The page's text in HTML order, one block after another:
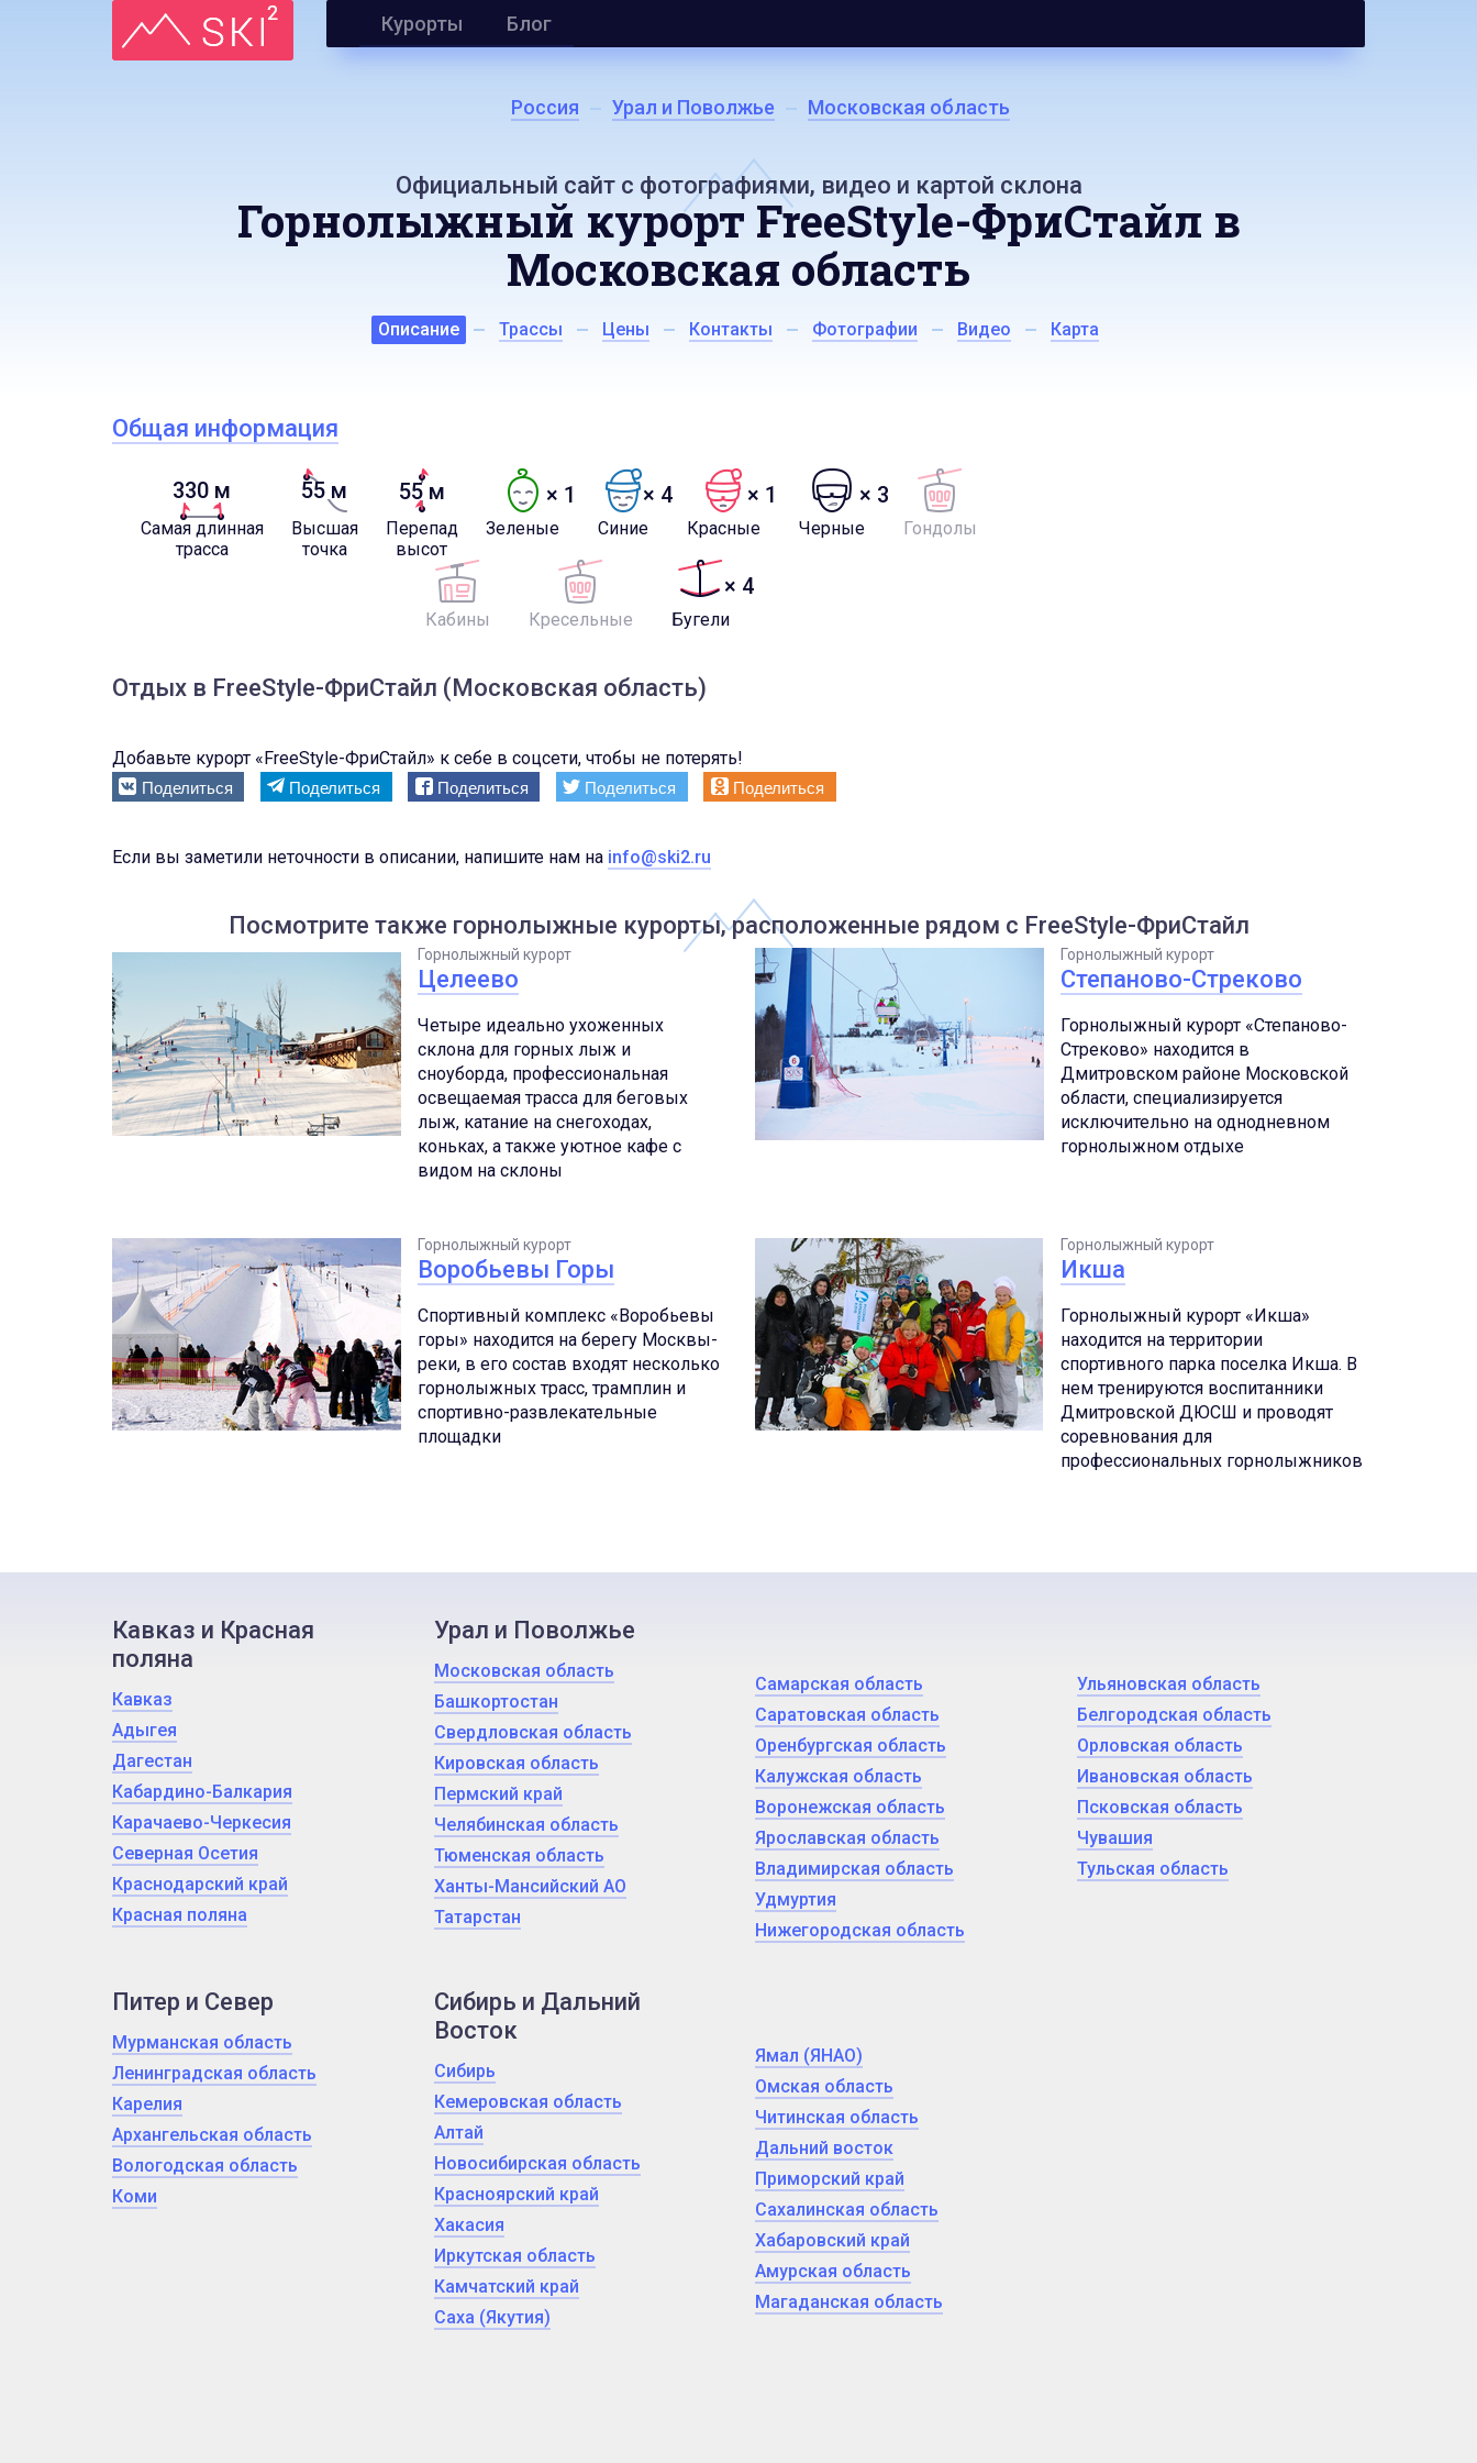
Курорты Блог
Россия Урал и Поволжье Московская область
Официальный сайт с фотографиями, видео и картой склона
Горнолыжный курорт FreeStyle-ФриСтайл в
Московская область
Описание Трассы Цены Контакты Фотографии Видео Карта
Общая информация
330 м
Самая длинная
трасса
55 м
Высшая
точка
55 м
Перепад
высот
× 1
Зеленые
× 4
Синие
× 1
Красные
× 3
Черные Гондолы
Кабины Кресельные
× 4
Бугели
Отдых в FreeStyle-ФриСтайл (Московская область)
Добавьте курорт «FreeStyle-ФриСтайл» к себе в соцсети, чтобы не потерять!
Поделиться Поделиться Поделиться Поделиться Поделиться
Если вы заметили неточности в описании, напишите нам на info@ski2.ru
Посмотрите также горнолыжные курорты, расположенные рядом с FreeStyle-ФриСтайл
Горнолыжный курорт
Целеево
Четыре идеально ухоженных
склона для горных лыж и
сноуборда, профессиональная
освещаемая трасса для беговых
лыж, катание на снегоходах,
коньках, а также уютное кафе с
видом на склоны
Горнолыжный курорт
Степаново-Стреково
Горнолыжный курорт «Степаново-
Стреково» находится в
Дмитровском районе Московской
области, специализируется
исключительно на однодневном
горнолыжном отдыхе
Горнолыжный курорт
Воробьевы Горы
Спортивный комплекс «Воробьевы
горы» находится на берегу Москвы-
реки, в его состав входят несколько
горнолыжных трасс, трамплин и
спортивно-развлекательные
площадки
Горнолыжный курорт
Икша
Горнолыжный курорт «Икша»
находится на территории
спортивного парка поселка Икша. В
нем тренируются воспитанники
Дмитровской ДЮСШ и проводят
соревнования для
профессиональных горнолыжников
Кавказ и Красная
поляна
Кавказ
Адыгея
Дагестан
Кабардино-Балкария
Карачаево-Черкесия
Северная Осетия
Краснодарский край
Красная поляна
Урал и Поволжье
Московская область
Башкортостан
Свердловская область
Кировская область
Пермский край
Челябинская область
Тюменская область
Ханты-Мансийский АО
Татарстан
Самарская область
Саратовская область
Оренбургская область
Калужская область
Воронежская область
Ярославская область
Владимирская область
Удмуртия
Нижегородская область
Ульяновская область
Белгородская область
Орловская область
Ивановская область
Псковская область
Чувашия
Тульская область
Питер и Север
Мурманская область
Ленинградская область
Карелия
Архангельская область
Вологодская область
Коми
Сибирь и Дальний
Восток
Сибирь
Кемеровская область
Алтай
Новосибирская область
Красноярский край
Хакасия
Иркутская область
Камчатский край
Саха (Якутия)
Ямал (ЯНАО)
Омская область
Читинская область
Дальний восток
Приморский край
Сахалинская область
Хабаровский край
Амурская область
Магаданская область